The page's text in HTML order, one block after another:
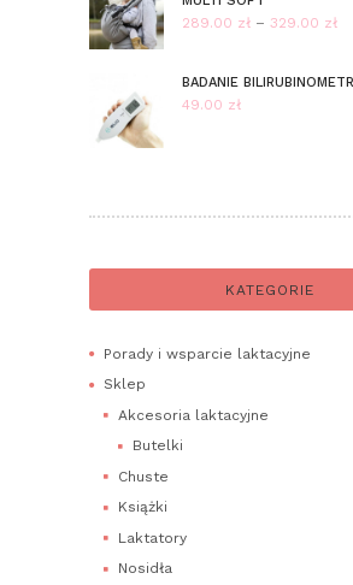
289.00 zł – 329.00 zł
BADANIE
49.00 zł
KATEGORIE
Porady i wsparcie laktacyjne
Sklep
Akcesoria laktacyjne
Butelki
Chuste
Książki
Laktatory
Nosidła